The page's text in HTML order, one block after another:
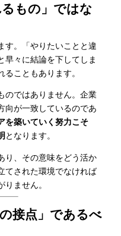
もの」ではな
す。「やりたいことと違
早々に結論を下してしま
ることもあります。
のではありません。企業
向が一致しているのであ
を築いていく努力こそ
となります。
り、その意味をどう活か
てされた環境でなければ
ません。
接点」であるべ